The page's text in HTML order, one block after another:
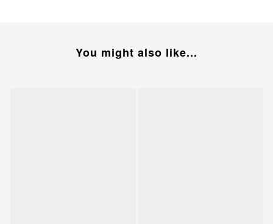
You might also like...